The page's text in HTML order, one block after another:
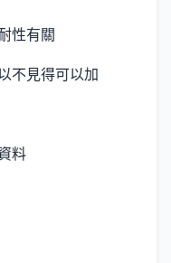
性有關
不見得可以加
料